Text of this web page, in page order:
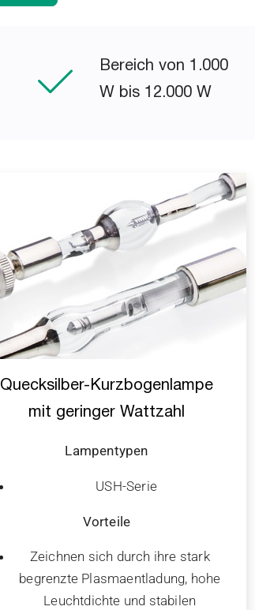
Bereich von 1.000
W bis 12.000 W
Quecksilber-Kurzbogenlampe
mit geringer Wattzahl
Lampentypen
USH-Serie
Vorteile
Zeichnen sich durch ihre stark
begrenzte Plasmaentladung, hohe
Leuchtdichte und stabilen